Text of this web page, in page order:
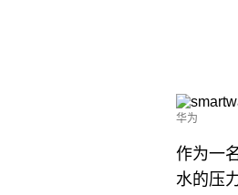
华为
作为一
水的压